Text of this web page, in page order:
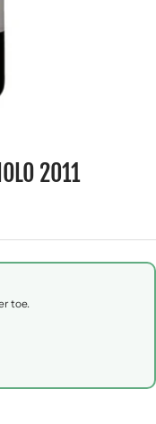
2011
toe.